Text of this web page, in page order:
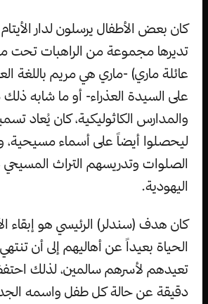
كان بعض الأطفال يرسلون لدار
تديرها مجموعة من الراهبات
عائلة ماري) -ماري هي مريم باللغة
على السيدة العذراء- أو ما شابه ذلك
والمدارس الكاثوليكية، كان يُعاد
ليحصلوا أيضاً على أسماء مسيحية،
الصلوات وتدريسهم التراث
اليهودية.
كان هدف (سندلر) الرئيسي هو إبقاء
الحياة بعيداً عن أهاليهم إلى أن
تعيدهم لأسرهم سالمين، لذلك
دقيقة عن حالة كل طفل واسمه